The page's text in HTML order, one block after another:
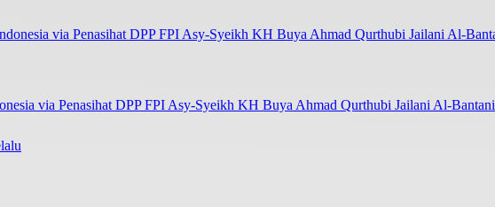
via Penasihat DPP FPI Asy-Syeikh KH Buya Ahmad Qurthubi Jailani Al-Bantani